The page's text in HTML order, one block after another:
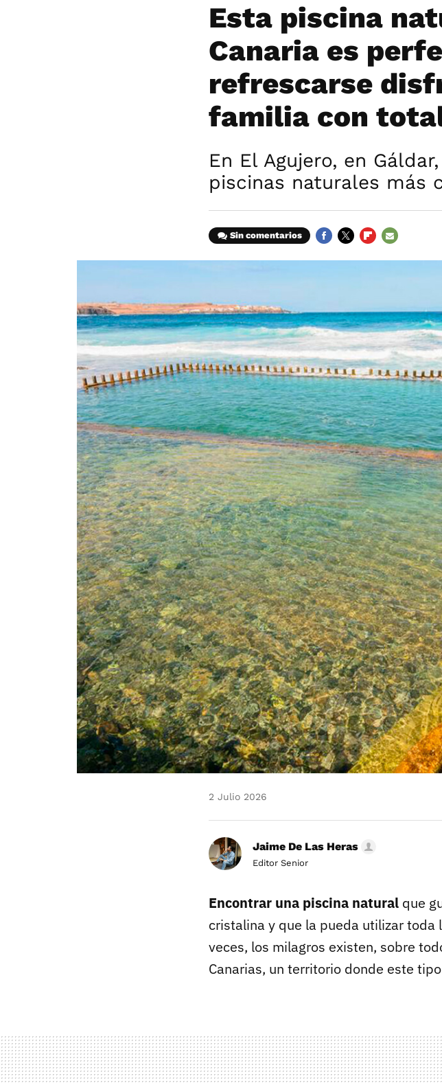
Esta piscina
Canaria es
refrescarse
familia con
En El Agujero, en
piscinas naturales más
Sin comentarios
2 Julio 2026
Jaime De Las Heras
Editor Senior
Encontrar una piscina natural que
cristalina y que la pueda utilizar toda
veces, los milagros existen, sobre
Canarias, un territorio donde este